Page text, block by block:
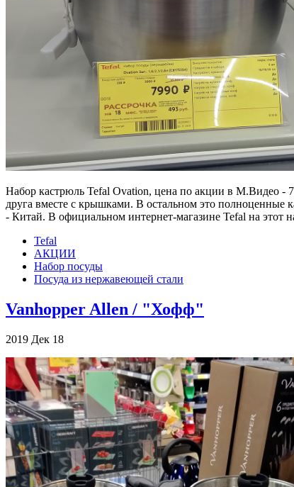
Набор кастрюль Tefal Ovation, цена по акции в М.Видео -
друга вместе с крышками. В остальном это полноценные
- Китай. В официальном интернет-магазине Tefal на этот
Tefal
АКЦИИ
Набор посуды
Посуда из нержавеющей стали
Vanhopper Allen / "Хофф"
2019 Дек 18